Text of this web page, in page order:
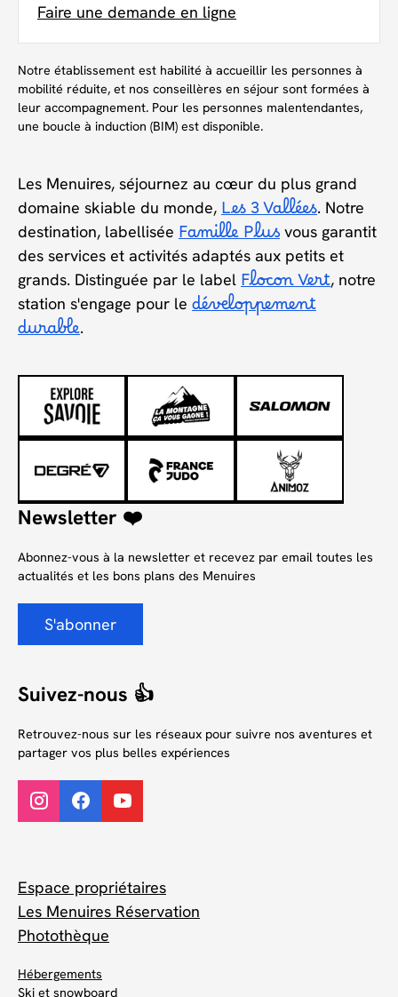
Faire une demande en ligne
Notre établissement est habilité à accueillir les personnes à
mobilité réduite, et nos conseillères en séjour sont formées à
leur accompagnement. Pour les personnes malentendantes,
une boucle à induction (BIM) est disponible.
Les Menuires, séjournez au cœur du plus grand
domaine skiable du monde, Les 3 Vallées. Notre
destination, labellisée Famille Plus vous garantit
des services et activités adaptés aux petits et
grands. Distinguée par le label Flocon Vert, notre
station s'engage pour le développement
durable.
Newsletter ❤️
Abonnez-vous à la newsletter et recevez par email toutes les
actualités et les bons plans des Menuires
S'abonner
Suivez-nous 👍
Retrouvez-nous sur les réseaux pour suivre nos aventures et
partager vos plus belles expériences
Espace propriétaires
Les Menuires Réservation
Photothèque
Hébergements
Ski et snowboard